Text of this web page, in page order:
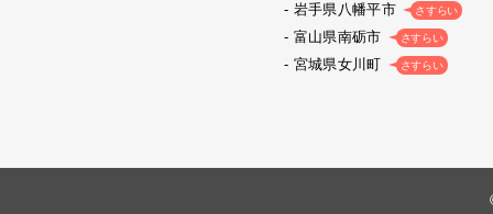
岩手県八幡平市 さすらい
富山県南砺市 さすらい
宮城県女川町 さすらい